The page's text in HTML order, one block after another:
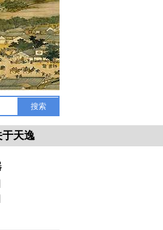
于天逸